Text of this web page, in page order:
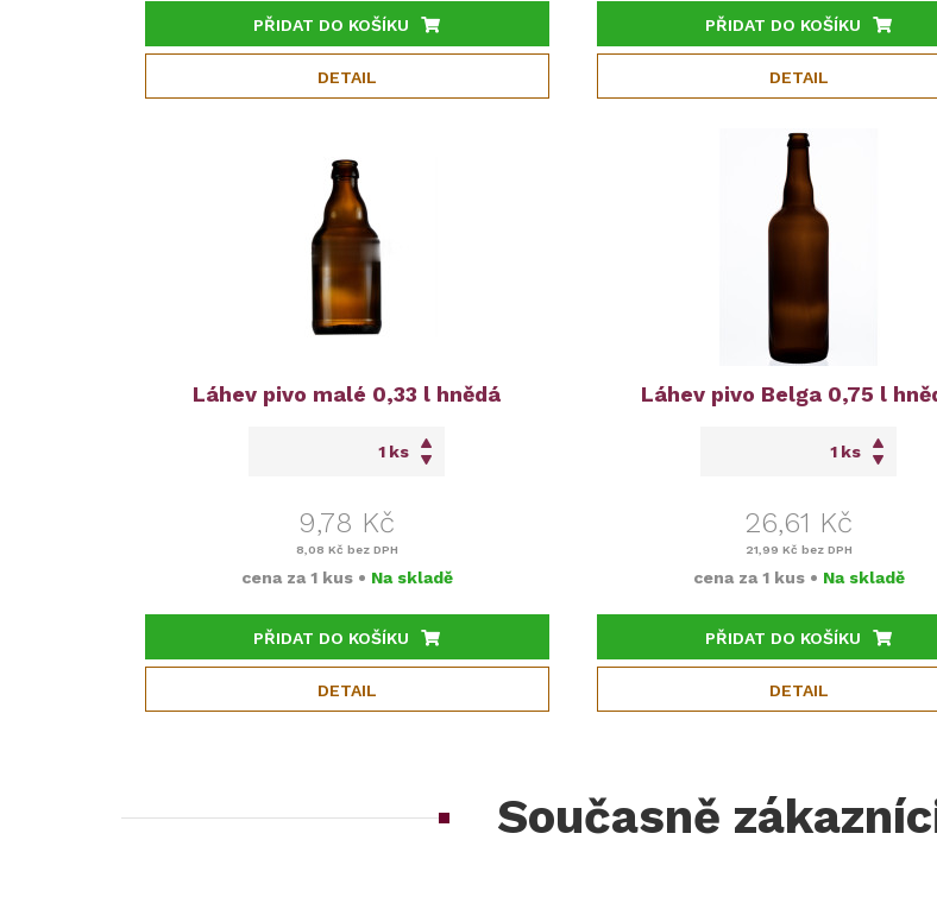
PŘIDAT DO KOŠÍKU
DETAIL
PŘIDAT DO KOŠÍKU
DETAIL
Láhev pivo malé 0,33 l hnědá
ks
9,78 Kč
8,08 Kč bez DPH
cena za 1 kus • Na skladě
PŘIDAT DO KOŠÍKU
DETAIL
Láhev pivo Belga 0,75 l
ks
26,61 Kč
21,99 Kč bez DPH
cena za 1 kus • Na skladě
PŘIDAT DO KOŠÍKU
DETAIL
Současně